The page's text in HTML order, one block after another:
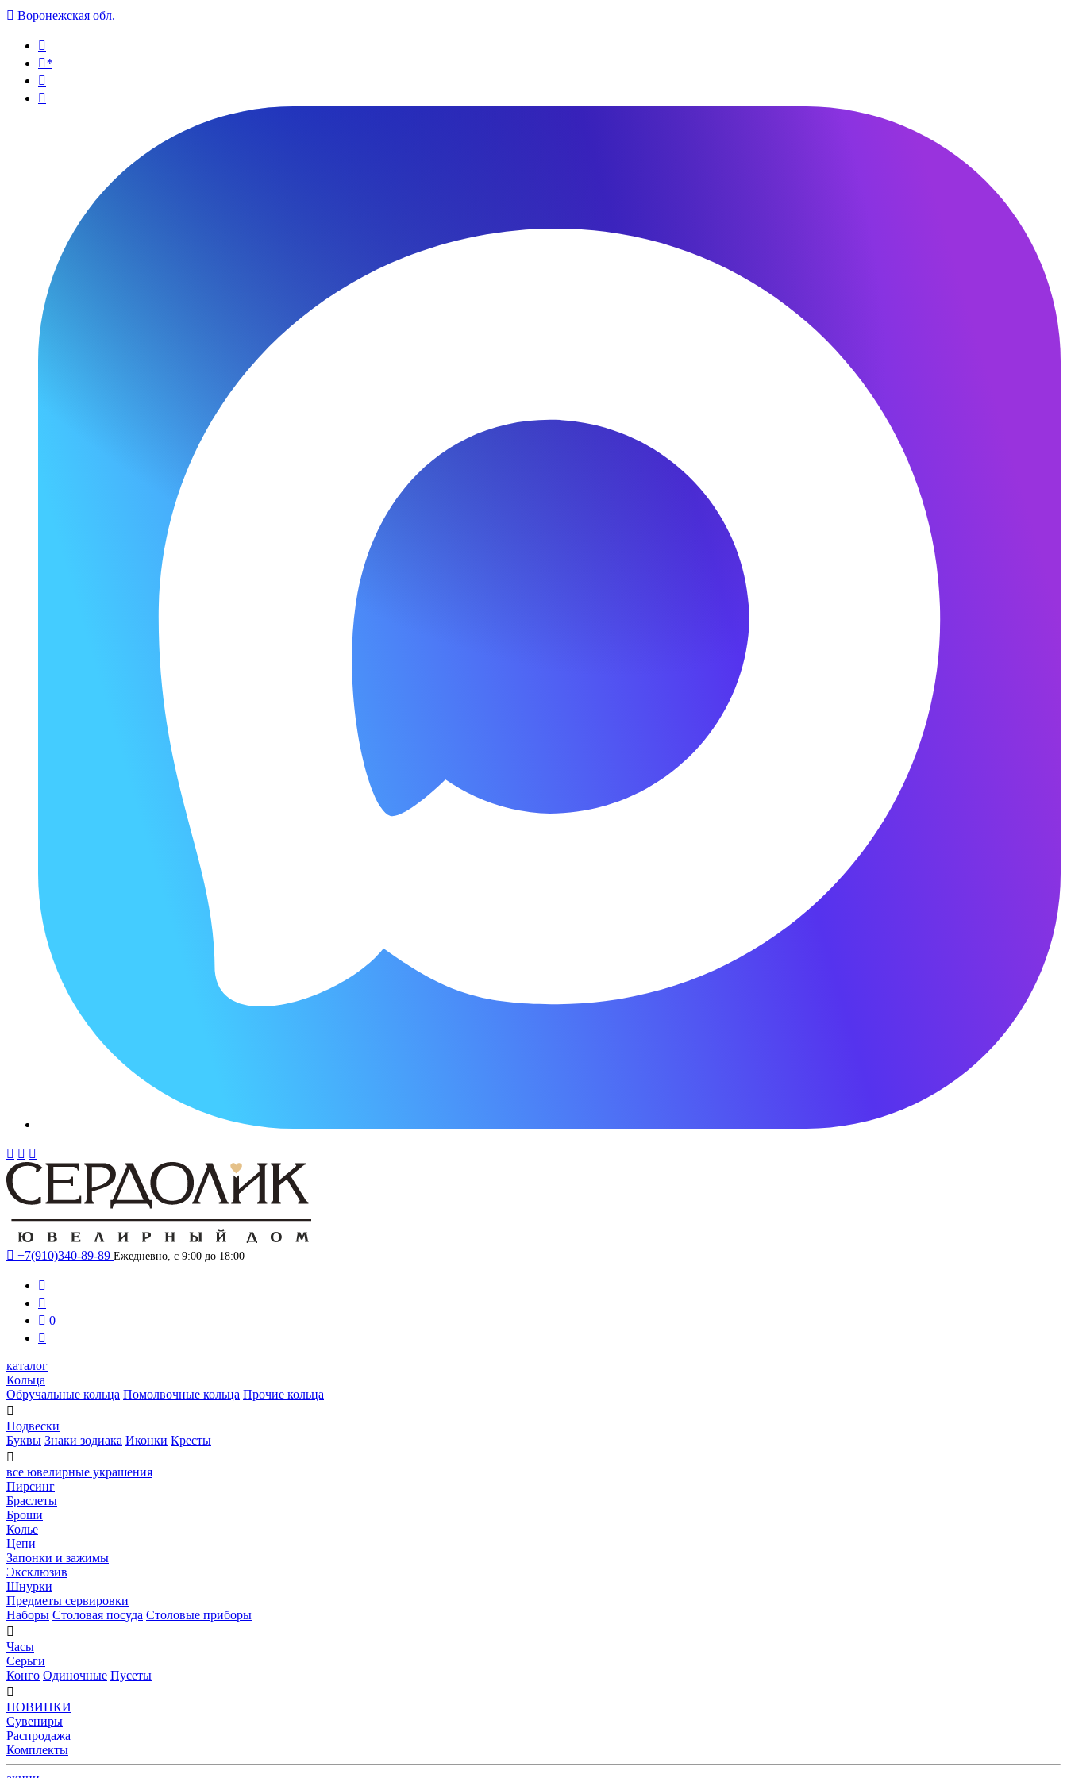
 Воронежская обл.

*


  
 +7(910)340-89-89 Ежедневно, с 9:00 до 18:00


 0

каталог
Кольца
Обручальные кольца Помолвочные кольца Прочие кольца

Подвески
Буквы Знаки зодиака Иконки Кресты

все ювелирные украшения
Пирсинг
Браслеты
Броши
Колье
Цепи
Запонки и зажимы
Эксклюзив
Шнурки
Предметы сервировки
Наборы Столовая посуда Столовые приборы

Часы
Серьги
Конго Одиночные Пусеты

НОВИНКИ
Сувениры
Распродажа
Комплекты